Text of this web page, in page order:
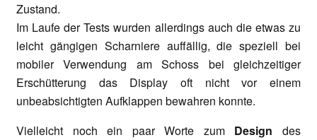
Zustand.
Im Laufe der Tests wurden allerdings auch die etwas zu
leicht gängigen Scharniere auffällig, die speziell bei
mobiler Verwendung am Schoss bei gleichzeitiger
Erschütterung das Display oft nicht vor einem
unbeabsichtigten Aufklappen bewahren konnte.
Vielleicht noch ein paar Worte zum Designdes